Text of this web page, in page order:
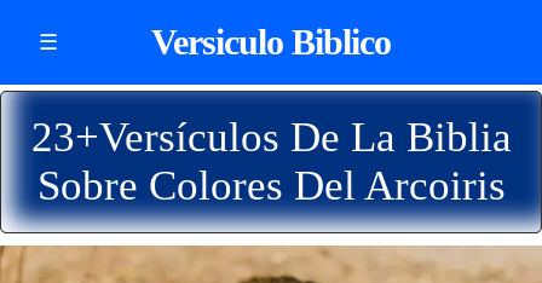
☰ Versiculo Biblico
23+Versículos De La Biblia
Sobre Colores Del Arcoiris